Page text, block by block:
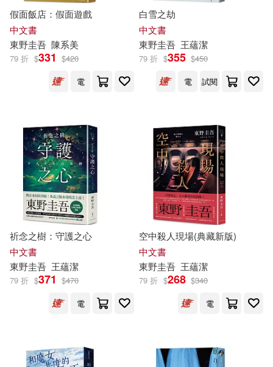
假面飯店：假面遊戲
中文書
東野圭吾 陳系美
79 折 $331 $420
電
白雪之劫
中文書
東野圭吾 王蘊潔
79 折 $355 $450
電
試閱
祈念之樹：守護之心
中文書
東野圭吾 王蘊潔
79 折 $371 $470
電
空中殺人現場(典藏新版)
中文書
東野圭吾 王蘊潔
79 折 $268 $340
電